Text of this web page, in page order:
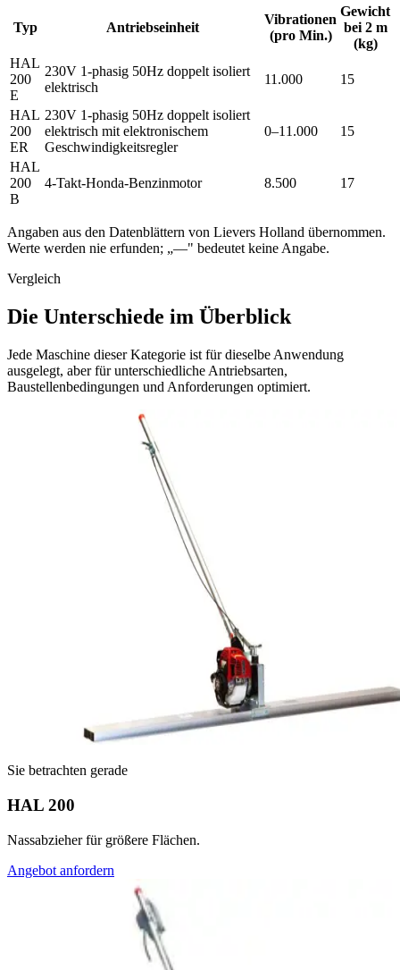
Typ Antriebseinheit
Vibrationen
(pro Min.)
Gewicht
bei 2 m
(kg)
HAL
200
E
230V 1-phasig 50Hz doppelt isoliert
elektrisch
11.000 15
HAL
200
ER
230V 1-phasig 50Hz doppelt isoliert
elektrisch mit elektronischem
Geschwindigkeitsregler
0–11.000 15
HAL
200
B
4-Takt-Honda-Benzinmotor 8.500 17
Angaben aus den Datenblättern von Lievers Holland übernommen.
Werte werden nie erfunden; „—" bedeutet keine Angabe.
Vergleich
Die Unterschiede im Überblick
Jede Maschine dieser Kategorie ist für dieselbe Anwendung
ausgelegt, aber für unterschiedliche Antriebsarten,
Baustellenbedingungen und Anforderungen optimiert.
Sie betrachten gerade
HAL 200
Nassabzieher für größere Flächen.
Angebot anfordern